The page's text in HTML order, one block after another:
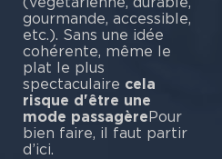
gourmande, accessible,
etc.). Sans une idée
cohérente, même le
plat le plus
spectaculaire cela
risque d'être une
mode passagèrePour
bien faire, il faut partir
d’ici.